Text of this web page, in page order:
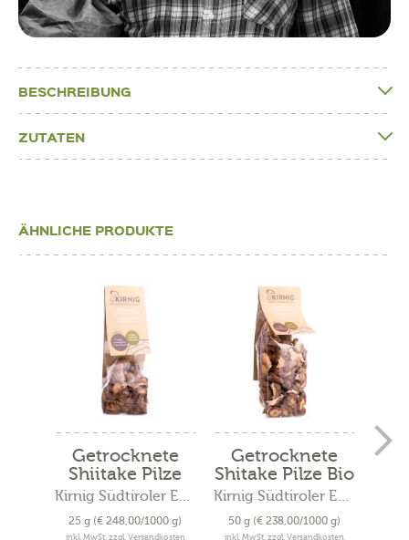
BESCHREIBUNG
ZUTATEN
ÄHNLICHE PRODUKTE
Getrocknete
Shiitake Pilze
Bio
Kirnig Südtiroler Edelpilze
25 g (€ 248,00/1000 g)
inkl. MwSt. zzgl. Versandkosten
Getrocknete
Shitake Pilze Bio
Kirnig Südtiroler Edelpilze
50 g (€ 238,00/1000 g)
inkl. MwSt. zzgl. Versandkosten